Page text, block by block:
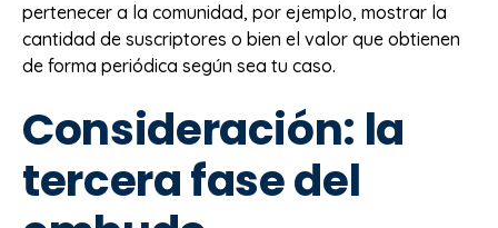
pertenecer a la comunidad, por ejemplo, mostrar la
cantidad de suscriptores o bien el valor que obtienen
de forma periódica según sea tu caso.
Consideración: la
tercera fase del